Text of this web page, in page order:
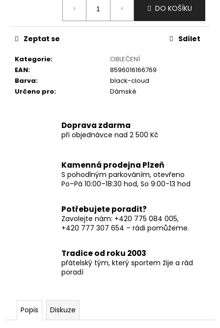
DO KOŠÍKU
Kategorie:
OBLEČENÍ
EAN:
8596016166769
Barva:
black-cloud
Určeno pro: Dámské
Zeptat se Sdílet
Doprava zdarma
při objednávce nad 2 500 Kč
Kamenná prodejna Plzeň
S pohodlným parkováním, otevřeno
Po–Pá 10:00–18:30 hod, So 9:00-13 hod
Potřebujete poradit?
Zavolejte nám: +420 775 084 005,
+420 777 307 654 – rádi pomůžeme.
Tradice od roku 2003
přátelský tým, který sportem žije a rád
poradí
Popis Diskuze